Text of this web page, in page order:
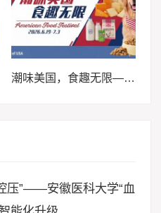
潮味美国，食趣无限——来泰晤士超市邀您畅享味蕾体验
压”——安徽医科大学“血